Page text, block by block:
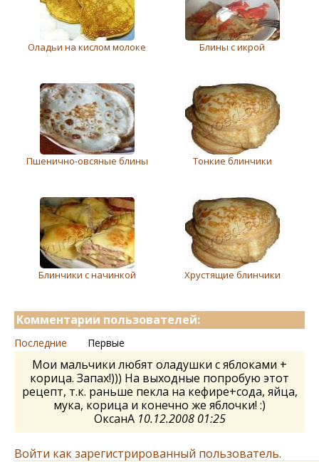
Оладьи на кислом молоке Блины с икрой
Пшенично-овсяные блины Тонкие блинчики
Блинчики с начинкой Хрустящие блинчики
Комментарии пользователей:
Последние Первые
Мои мальчики любят оладушки с яблоками +
корица. Запах!))) На выходные попробую этот
рецепт, т.к. раньше пекла на кефире+сода, яйца,
мука, корица и конечно же яблочки! :)
ОксанА 10.12.2008 01:25
Войти как зарегистрированный пользователь.